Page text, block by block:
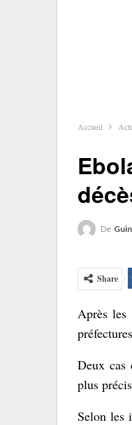
Accueil
De
Share
Après les
Deux cas
plus
Selon les